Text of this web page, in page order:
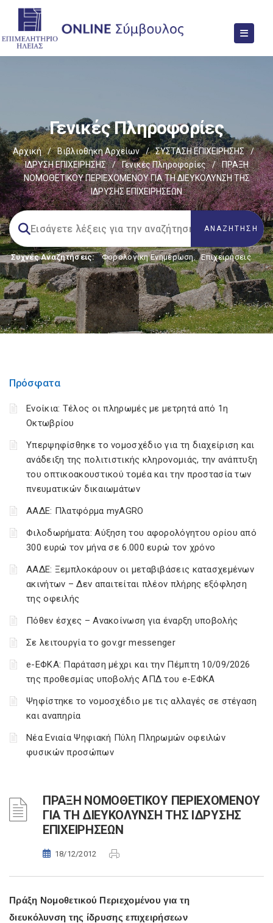
Γενικές Πληροφορίες
Αρχική / Βιβλιοθήκη Αρχείων / ΣΥΣΤΑΣΗ ΕΠΙΧΕΙΡΗΣΗΣ
/
ΙΔΡΥΣΗ ΕΠΙΧΕΙΡΗΣΗΣ
/ Γενικές Πληροφορίες /
ΠΡΑΞΗ
ΝΟΜΟΘΕΤΙΚΟΥ ΠΕΡΙΕΧΟΜΕΝΟΥ ΓΙΑ ΤΗ ΔΙΕΥΚΟΛΥΝΣΗ ΤΗΣ
ΙΔΡΥΣΗΣ ΕΠΙΧΕΙΡΗΣΕΩΝ
Συχνές Αναζητήσεις: Φορολογικη Ενημέρωση, Επιχειρήσεις
Πρόσφατα
Ενοίκια: Τέλος οι πληρωμές με μετρητά από 1η
Οκτωβρίου
Υπερψηφίσθηκε το νομοσχέδιο για τη διαχείριση και
ανάδειξη της πολιτιστικής κληρονομιάς, την ανάπτυξη
του οπτικοακουστικού τομέα και την προστασία των
πνευματικών δικαιωμάτων
ΑΑΔΕ: Πλατφόρμα myAGRO
Φιλοδωρήματα: Αύξηση του αφορολόγητου ορίου από
300 ευρώ τον μήνα σε 6.000 ευρώ τον χρόνο
ΑΑΔΕ: Ξεμπλοκάρουν οι μεταβιβάσεις κατασχεμένων
ακινήτων – Δεν απαιτείται πλέον πλήρης εξόφληση
της οφειλής
Πόθεν έσχες – Ανακοίνωση για έναρξη υποβολής
Σε λειτουργία το gov.gr messenger
e-ΕΦΚΑ: Παράταση μέχρι και την Πέμπτη 10/09/2026
της προθεσμίας υποβολής ΑΠΔ του e-ΕΦΚΑ
Ψηφίστηκε το νομοσχέδιο με τις αλλαγές σε στέγαση
και αναπηρία
Νέα Ενιαία Ψηφιακή Πύλη Πληρωμών οφειλών
φυσικών προσώπων
ΠΡΑΞΗ ΝΟΜΟΘΕΤΙΚΟΥ ΠΕΡΙΕΧΟΜΕΝΟΥ
ΓΙΑ ΤΗ ΔΙΕΥΚΟΛΥΝΣΗ ΤΗΣ ΙΔΡΥΣΗΣ
ΕΠΙΧΕΙΡΗΣΕΩΝ
18/12/2012
Πράξη Νομοθετικού Περιεχομένου για τη
διευκόλυνση της ίδρυσης επιχειρήσεων